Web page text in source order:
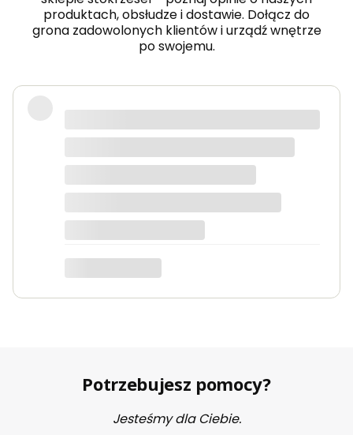
produktach, obsłudze i dostawie. Dołącz do
grona zadowolonych klientów i urządź wnętrze
po swojemu.
Fotel piękny, wygodny, polecam.
Dorota
ciemno zielony Velvet
Potrzebujesz pomocy?
Jesteśmy dla Ciebie.